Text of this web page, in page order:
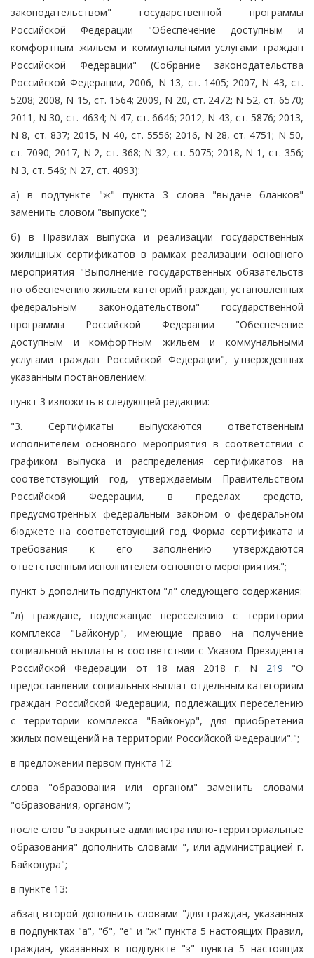
законодательством" государственной программы
Российской Федерации "Обеспечение доступным и
комфортным жильем и коммунальными услугами граждан
Российской Федерации" (Собрание законодательства
Российской Федерации, 2006, N 13, ст. 1405; 2007, N 43, ст.
5208; 2008, N 15, ст. 1564; 2009, N 20, ст. 2472; N 52, ст. 6570;
2011, N 30, ст. 4634; N 47, ст. 6646; 2012, N 43, ст. 5876; 2013,
N 8, ст. 837; 2015, N 40, ст. 5556; 2016, N 28, ст. 4751; N 50,
ст. 7090; 2017, N 2, ст. 368; N 32, ст. 5075; 2018, N 1, ст. 356;
N 3, ст. 546; N 27, ст. 4093):
а) в подпункте "ж" пункта 3 слова "выдаче бланков"
заменить словом "выпуске";
б) в Правилах выпуска и реализации государственных
жилищных сертификатов в рамках реализации основного
мероприятия "Выполнение государственных обязательств
по обеспечению жильем категорий граждан, установленных
федеральным законодательством" государственной
программы Российской Федерации "Обеспечение
доступным и комфортным жильем и коммунальными
услугами граждан Российской Федерации", утвержденных
указанным постановлением:
пункт 3 изложить в следующей редакции:
"3. Сертификаты выпускаются ответственным
исполнителем основного мероприятия в соответствии с
графиком выпуска и распределения сертификатов на
соответствующий год, утверждаемым Правительством
Российской Федерации, в пределах средств,
предусмотренных федеральным законом о федеральном
бюджете на соответствующий год. Форма сертификата и
требования к его заполнению утверждаются
ответственным исполнителем основного мероприятия.";
пункт 5 дополнить подпунктом "л" следующего содержания:
"л) граждане, подлежащие переселению с территории
комплекса "Байконур", имеющие право на получение
социальной выплаты в соответствии с Указом Президента
Российской Федерации от 18 мая 2018 г. N 219 "О
предоставлении социальных выплат отдельным категориям
граждан Российской Федерации, подлежащих переселению
с территории комплекса "Байконур", для приобретения
жилых помещений на территории Российской Федерации".";
в предложении первом пункта 12:
слова "образования или органом" заменить словами
"образования, органом";
после слов "в закрытые административно-территориальные
образования" дополнить словами ", или администрацией г.
Байконура";
в пункте 13:
абзац второй дополнить словами "для граждан, указанных
в подпунктах "а", "б", "е" и "ж" пункта 5 настоящих Правил,
граждан, указанных в подпункте "з" пункта 5 настоящих